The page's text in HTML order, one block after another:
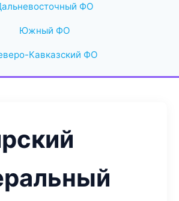
ФО
Южный ФО
Кавказский ФО